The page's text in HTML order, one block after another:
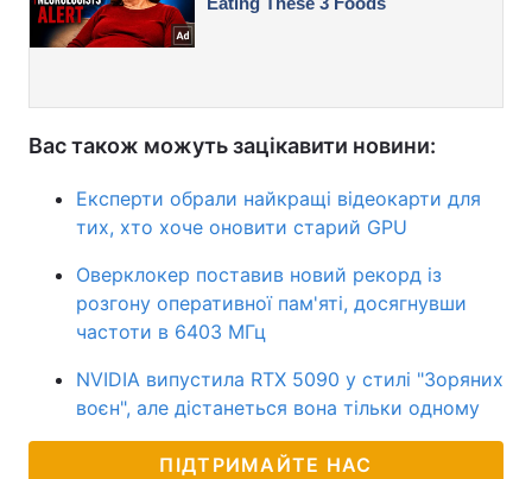
Вас також можуть зацікавити новини:
Експерти обрали найкращі відеокарти для
тих, хто хоче оновити старий GPU
Оверклокер поставив новий рекорд із
розгону оперативної пам'яті, досягнувши
частоти в 6403 МГц
NVIDIA випустила RTX 5090 у стилі "Зоряних
воєн", але дістанеться вона тільки одному
ПІДТРИМАЙТЕ НАС